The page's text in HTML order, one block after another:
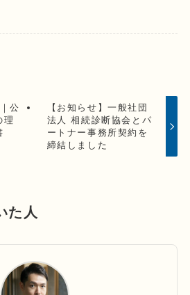
公
理
【お知らせ】一般社団
法人 相続診断協会とパ
ートナー事務所契約を
締結しました
た人